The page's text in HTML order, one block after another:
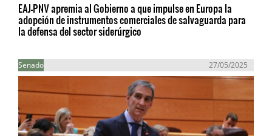
EAJ-PNV apremia al Gobierno a que impulse en Europa la
adopción de instrumentos comerciales de salvaguarda para
la defensa del sector siderúrgico
Senado 27/05/2025